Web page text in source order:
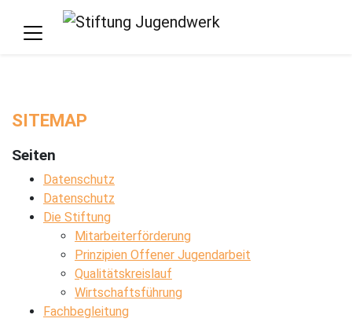
SITEMAP
Seiten
Datenschutz
Datenschutz
Die Stiftung
Mitarbeiterförderung
Prinzipien Offener Jugendarbeit
Qualitätskreislauf
Wirtschaftsführung
Fachbegleitung